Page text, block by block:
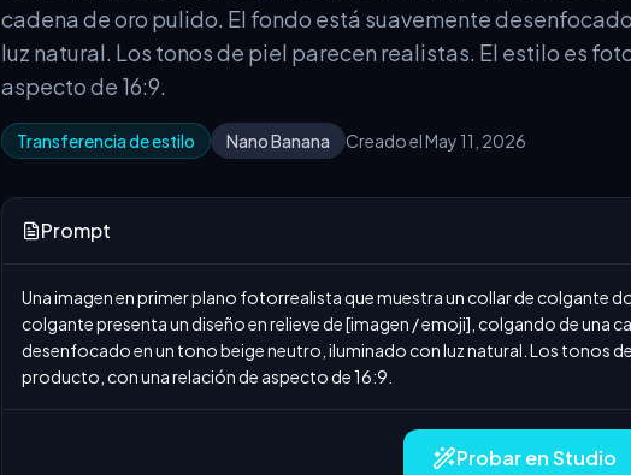
cadena de oro pulido. El fondo está suavemente
luz natural. Los tonos de piel parecen realistas. El estilo es
aspecto de 16:9.
Transferencia de estilo Nano Banana Creado el May 11, 2026
Prompt
Una imagen en primer plano fotorrealista que muestra un collar de colgante
colgante presenta un diseño en relieve de [imagen / emoji], colgando de una
desenfocado en un tono beige neutro, iluminado con luz natural. Los tonos
producto, con una relación de aspecto de 16:9.
Probar en Studio